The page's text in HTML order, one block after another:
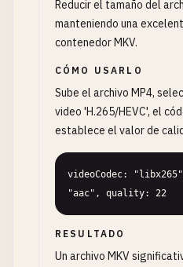
Reducir el tamaño del
manteniendo una
contenedor MKV.
CÓMO USARLO
Sube el archivo MP4,
video 'H.265/HEVC', el
establece el valor de
videoCodec:
"aac", quality: 22
RESULTADO
Un archivo MKV